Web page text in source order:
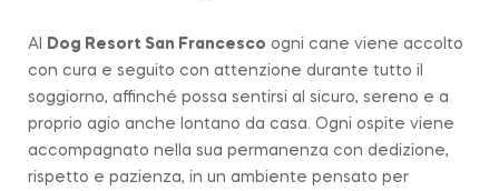
Al Dog Resort San Francesco ogni cane viene accolto
con cura e seguito con attenzione durante tutto il
soggiorno, affinché possa sentirsi al sicuro, sereno e a
proprio agio anche lontano da casa. Ogni ospite viene
accompagnato nella sua permanenza con dedizione,
rispetto e pazienza, in un ambiente pensato per